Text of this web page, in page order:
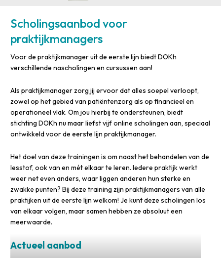
Scholingsaanbod voor
praktijkmanagers
Voor de praktijkmanager uit de eerste lijn biedt DOKh
verschillende nascholingen en cursussen aan!
Als praktijkmanager zorg jij ervoor dat alles soepel verloopt,
zowel op het gebied van patiëntenzorg als op financieel en
operationeel vlak. Om jou hierbij te ondersteunen, biedt
stichting DOKh nu maar liefst vijf online scholingen aan, speciaal
ontwikkeld voor de eerste lijn praktijkmanager.
Het doel van deze trainingen is om naast het behandelen van de
lesstof, ook van en mét elkaar te leren. Iedere praktijk werkt
weer net even anders, waar liggen anderen hun sterke en
zwakke punten? Bij deze training zijn praktijkmanagers van alle
praktijken uit de eerste lijn welkom! Je kunt deze scholingen los
van elkaar volgen, maar samen hebben ze absoluut een
meerwaarde.
Actueel aanbod